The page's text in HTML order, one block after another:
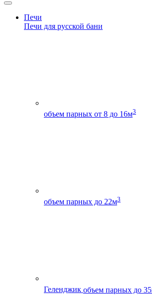
Печи
Печи для русской бани
объем парных от 8 до 16м3
объем парных до 22м3
Геленджик объем парных до